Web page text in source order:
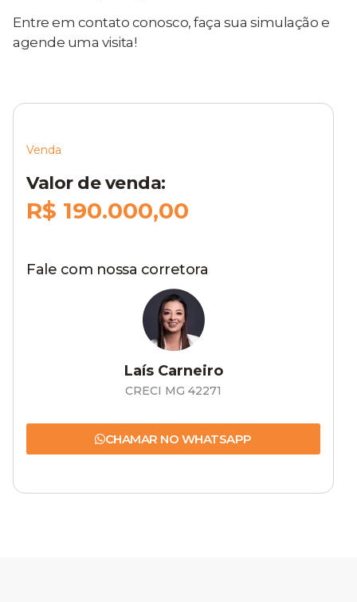
Entre em contato conosco, faça sua simulação e
agende uma visita!
Venda
Valor de venda:
R$ 190.000,00
Fale com nossa corretora
Laís Carneiro
CRECI MG 42271
CHAMAR NO WHATSAPP